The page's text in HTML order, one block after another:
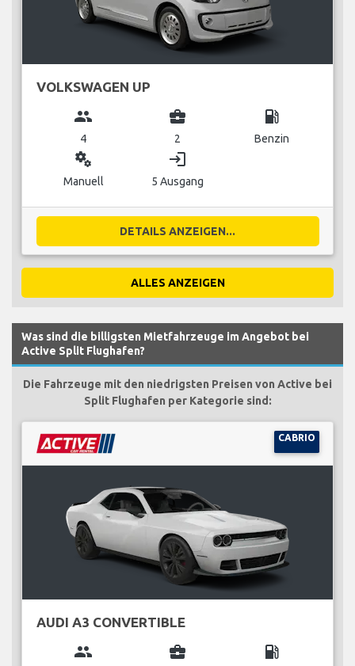
VOLKSWAGEN UP
group
4
business_center
2
local_gas_station
Benzin
miscellaneous_services
Manuell
login
5 Ausgang
DETAILS ANZEIGEN...
ALLES ANZEIGEN
Was sind die billigsten Mietfahrzeuge im Angebot bei
Active Split Flughafen?
Die Fahrzeuge mit den niedrigsten Preisen von Active bei
Split Flughafen per Kategorie sind:
CABRIO
AUDI A3 CONVERTIBLE
group business_center local_gas_station